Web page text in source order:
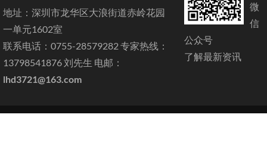
地址：深圳市龙华区大浪街道赤岭花园
一单元1602室
联系电话：0755-28579282 专家热线：
13798541876 刘先生 电邮：
lhd3721@163.com
微
信
公众号
了解最新资讯